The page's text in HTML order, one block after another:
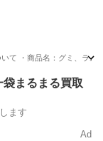
ついて ・商品名：グ
袋まるまる買取
ます
Ad